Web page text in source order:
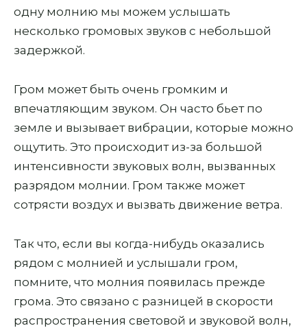
одну молнию мы можем услышать
несколько громовых звуков с небольшой
задержкой.
Гром может быть очень громким и
впечатляющим звуком. Он часто бьет по
земле и вызывает вибрации, которые можно
ощутить. Это происходит из-за большой
интенсивности звуковых волн, вызванных
разрядом молнии. Гром также может
сотрясти воздух и вызвать движение ветра.
Так что, если вы когда-нибудь оказались
рядом с молнией и услышали гром,
помните, что молния появилась прежде
грома. Это связано с разницей в скорости
распространения световой и звуковой волн,